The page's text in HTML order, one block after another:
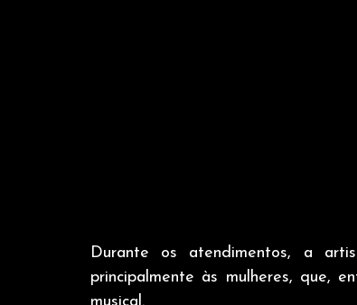
Durante os atendimentos, a
principalmente às mulheres, que,